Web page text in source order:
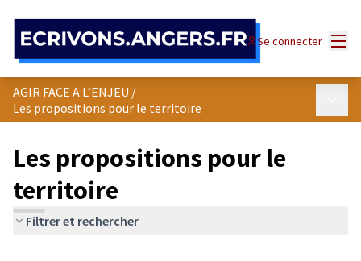
Se connecter
AGIR FACE A L’ENJEU /
Les propositions pour le territoire
Les propositions pour le
territoire
Filtrer et rechercher